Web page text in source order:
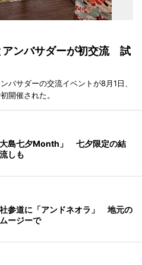
アンバサダーが初交流 試
バサダーの交流イベントが8月1日、
開催された。
大島七夕Month」 七夕限定の結
しも
参道に「アンドネオラ」 地元の
ージーで